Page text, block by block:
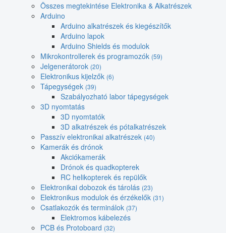
Összes megtekintése Elektronika & Alkatrészek
Arduino
Arduino alkatrészek és kiegészítők
Arduino lapok
Arduino Shields és modulok
Mikrokontrollerek és programozók (59)
Jelgenerátorok (20)
Elektronikus kijelzők (6)
Tápegységek (39)
Szabályozható labor tápegységek
3D nyomtatás
3D nyomtatók
3D alkatrészek és pótalkatrészek
Passzív elektronikai alkatrészek (40)
Kamerák és drónok
Akciókamerák
Drónok és quadkopterek
RC helikopterek és repülők
Elektronikai dobozok és tárolás (23)
Elektronikus modulok és érzékelők (31)
Csatlakozók és terminálok (37)
Elektromos kábelezés
PCB és Protoboard (32)